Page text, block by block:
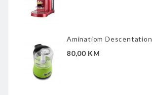
Aminatiom Descentation
80,00 KM